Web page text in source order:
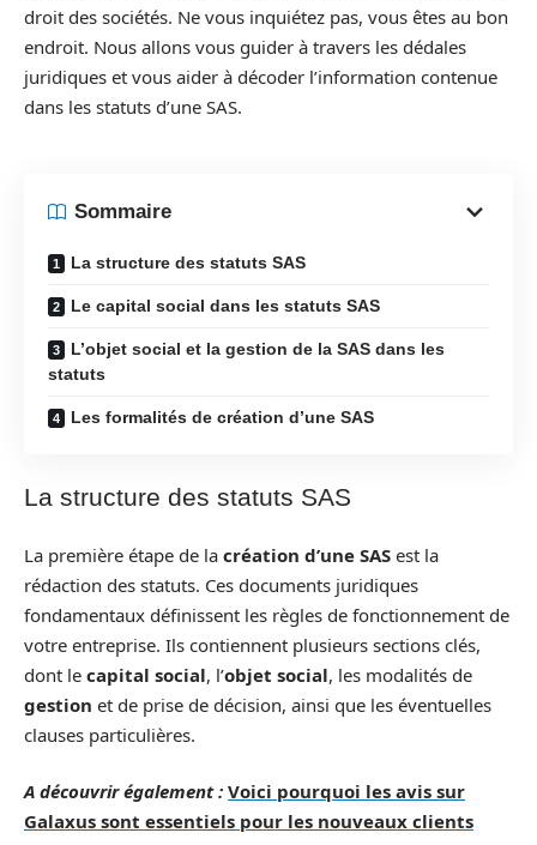
droit des sociétés. Ne vous inquiétez pas, vous êtes au bon
endroit. Nous allons vous guider à travers les dédales
juridiques et vous aider à décoder l’information contenue
dans les statuts d’une SAS.
Sommaire
La structure des statuts SAS
Le capital social dans les statuts SAS
L’objet social et la gestion de la SAS dans les
statuts
Les formalités de création d’une SAS
La structure des statuts SAS
La première étape de la création d’une SAS est la
rédaction des statuts. Ces documents juridiques
fondamentaux définissent les règles de fonctionnement de
votre entreprise. Ils contiennent plusieurs sections clés,
dont le capital social, l’objet social, les modalités de
gestion et de prise de décision, ainsi que les éventuelles
clauses particulières.
A découvrir également : Voici pourquoi les avis sur
Galaxus sont essentiels pour les nouveaux clients